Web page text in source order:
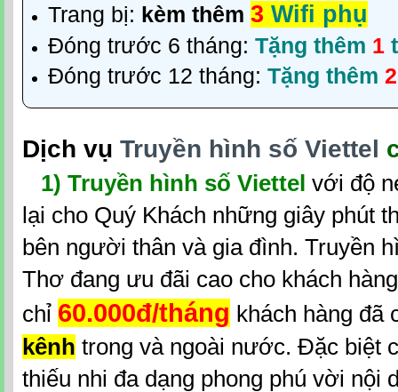
Trang bị: kèm thêm 3 Wifi phụ
Đóng trước 6 tháng: Tặng thêm 1
Đóng trước 12 tháng: Tặng thêm
Dịch vụ Truyền hình số Viettel
1) Truyền hình số Viettel với độ
lại cho Quý Khách những giây phút
bên người thân và gia đình. Truyền
Thơ đang ưu đãi cao cho khách
chỉ 60.000đ/tháng khách hàng đã
kênh trong và ngoài nước. Đặc biệt
thiếu nhi đa dạng phong phú vời nội